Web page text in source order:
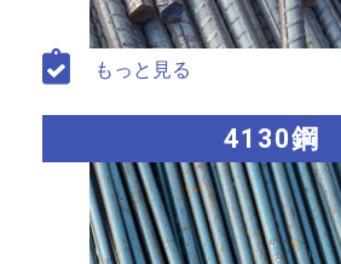
もっと見る
4130鋼